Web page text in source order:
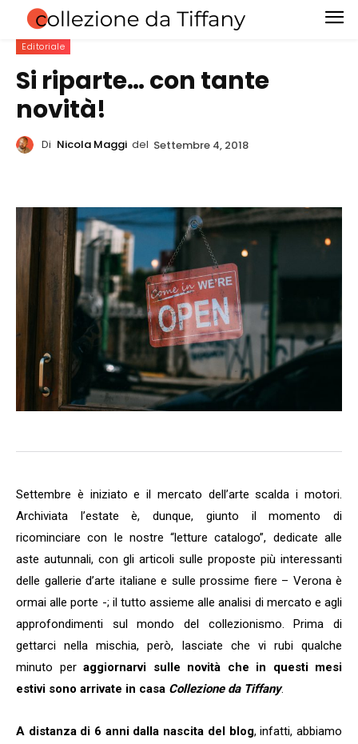
Editoriale
Si riparte… con tante
novità!
Di Nicola Maggi del Settembre 4, 2018
Settembre è iniziato e il mercato dell’arte scalda i motori.
Archiviata l’estate è, dunque, giunto il momento di
ricominciare con le nostre “letture catalogo”, dedicate alle
aste autunnali, con gli articoli sulle proposte più interessanti
delle gallerie d’arte italiane e sulle prossime fiere – Verona è
ormai alle porte -; il tutto assieme alle analisi di mercato e agli
approfondimenti sul mondo del collezionismo. Prima di
gettarci nella mischia, però, lasciate che vi rubi qualche
minuto per aggiornarvi sulle novità che in questi mesi
estivi sono arrivate in casa Collezione da Tiffany.
A distanza di 6 anni dalla nascita del blog, infatti, abbiamo